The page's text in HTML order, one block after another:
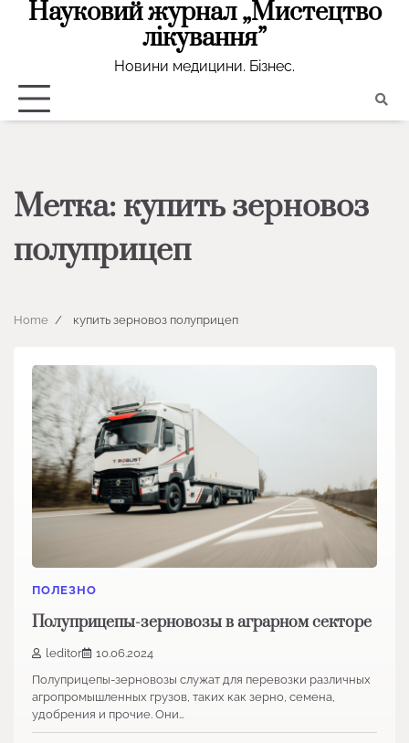
Науковий журнал „Мистецтво
лікування”
Новини медицини. Бізнес.
Метка:купить зерновоз
полуприцеп
Home купить зерновоз полуприцеп
ПОЛЕЗНО
Полуприцепы-зерновозы в аграрном секторе
leditor
10.06.2024
Полуприцепы-зерновозы служат для перевозки различных
агропромышленных грузов, таких как зерно, семена,
удобрения и прочие. Они…